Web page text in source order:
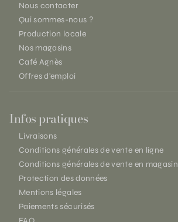
Nous contacter
Qui sommes-nous ?
Production locale
Nos magasins
Café Agnès
Offres d'emploi
Infos pratiques
Livraisons
Conditions générales de vente en ligne
Conditions générales de vente en magasin
Protection des données
Mentions légales
Paiements sécurisés